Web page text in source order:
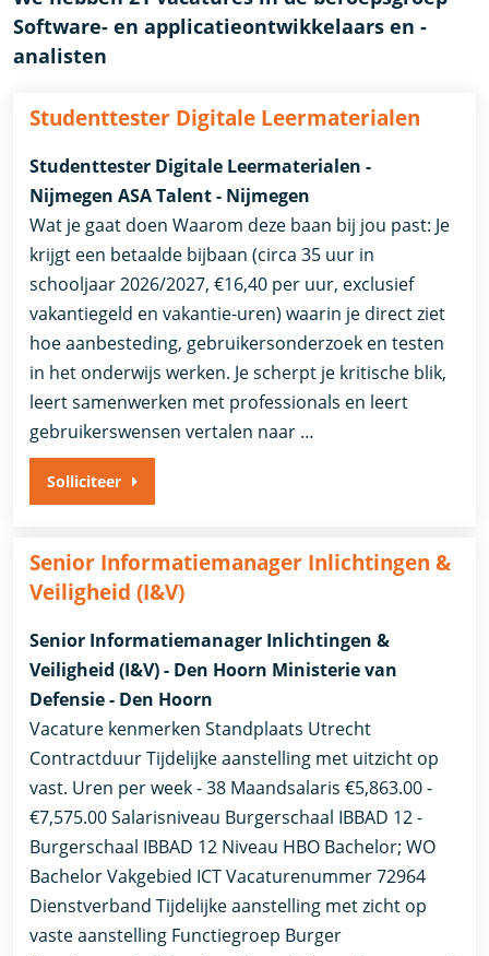
Software- en applicatieontwikkelaars en -
analisten
Studenttester Digitale Leermaterialen
Studenttester Digitale Leermaterialen -
Nijmegen ASA Talent - Nijmegen
Wat je gaat doen Waarom deze baan bij jou past: Je
krijgt een betaalde bijbaan (circa 35 uur in
schooljaar 2026/2027, €16,40 per uur, exclusief
vakantiegeld en vakantie-uren) waarin je direct ziet
hoe aanbesteding, gebruikersonderzoek en testen
in het onderwijs werken. Je scherpt je kritische blik,
leert samenwerken met professionals en leert
gebruikerswensen vertalen naar …
Solliciteer
Senior Informatiemanager Inlichtingen &
Veiligheid (I&V)
Senior Informatiemanager Inlichtingen &
Veiligheid (I&V) - Den Hoorn Ministerie van
Defensie - Den Hoorn
Vacature kenmerken Standplaats Utrecht
Contractduur Tijdelijke aanstelling met uitzicht op
vast. Uren per week - 38 Maandsalaris €5,863.00 -
€7,575.00 Salarisniveau Burgerschaal IBBAD 12 -
Burgerschaal IBBAD 12 Niveau HBO Bachelor; WO
Bachelor Vakgebied ICT Vacaturenummer 72964
Dienstverband ​Tijdelijke aanstelling met zicht op
vaste aanstelling​ Functiegroep Burger